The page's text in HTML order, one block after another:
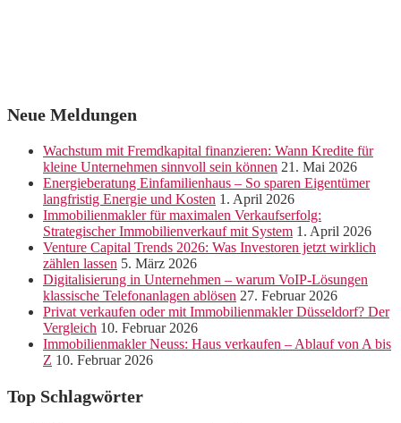
Neue Meldungen
Wachstum mit Fremdkapital finanzieren: Wann Kredite für
kleine Unternehmen sinnvoll sein können 21. Mai 2026
Energieberatung Einfamilienhaus – So sparen Eigentümer
langfristig Energie und Kosten 1. April 2026
Immobilienmakler für maximalen Verkaufserfolg:
Strategischer Immobilienverkauf mit System 1. April 2026
Venture Capital Trends 2026: Was Investoren jetzt wirklich
zählen lassen 5. März 2026
Digitalisierung in Unternehmen – warum VoIP-Lösungen
klassische Telefonanlagen ablösen 27. Februar 2026
Privat verkaufen oder mit Immobilienmakler Düsseldorf? Der
Vergleich 10. Februar 2026
Immobilienmakler Neuss: Haus verkaufen – Ablauf von A bis
Z 10. Februar 2026
Top Schlagwörter